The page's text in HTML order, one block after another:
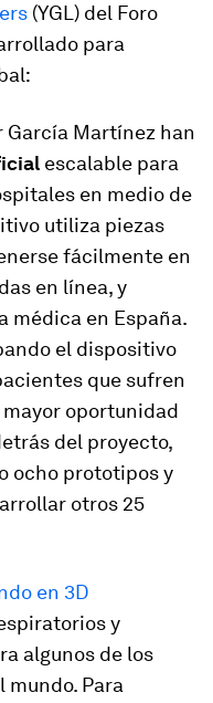
(YGL) del Foro
para
García Martínez han
escalable para
en medio de
utiliza piezas
fácilmente en
en línea, y
médica en España.
el dispositivo
que sufren
oportunidad
del proyecto,
ocho prototipos y
otros 25
en 3D
y
algunos de los
Para